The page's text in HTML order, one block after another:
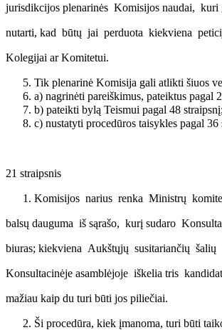
jurisdikcijos plenarinės Komisijos naudai,
nutarti, kad būtų jai perduota kiekviena
Kolegijai ar Komitetui.
Tik plenarinė Komisija gali atlikti šiuos
a) nagrinėti pareiškimus, pateiktus pagal
b) pateikti bylą Teismui pagal 48 straipsnį;
c) nustatyti procedūros taisykles pagal 36
21 straipsnis
Komisijos narius renka Ministrų
balsų dauguma iš sąrašo, kurį sudaro
biuras; kiekviena Aukštųjų susitariančių šalių
Konsultacinėje asamblėjoje iškelia tris
mažiau kaip du turi būti jos piliečiai.
Ši procedūra, kiek įmanoma, turi būti